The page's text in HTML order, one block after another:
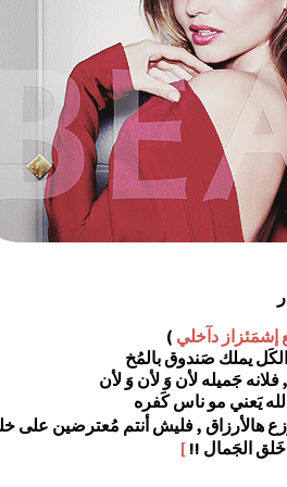
إشمَئزاز دآخلي )
يملك صَندوق بالمُخ
جَميله لأن وَ لأن وَ لأن
يَعني مو ناس كَفره
هالأرزاق , فليش أنتم مُعترضين على
الجَمال !! ]